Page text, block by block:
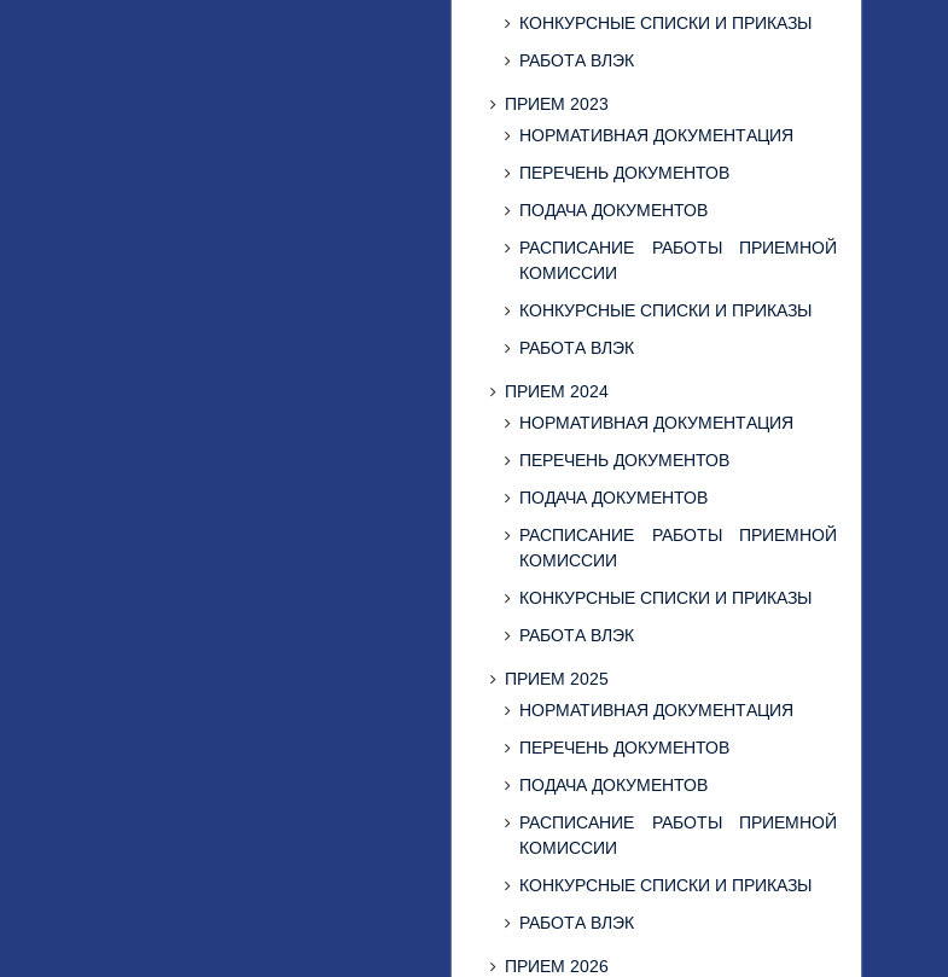
КОНКУРСНЫЕ СПИСКИ И ПРИКАЗЫ
РАБОТА ВЛЭК
ПРИЕМ 2023
НОРМАТИВНАЯ ДОКУМЕНТАЦИЯ
ПЕРЕЧЕНЬ ДОКУМЕНТОВ
ПОДАЧА ДОКУМЕНТОВ
РАСПИСАНИЕ РАБОТЫ ПРИЕМНОЙ
КОМИССИИ
КОНКУРСНЫЕ СПИСКИ И ПРИКАЗЫ
РАБОТА ВЛЭК
ПРИЕМ 2024
НОРМАТИВНАЯ ДОКУМЕНТАЦИЯ
ПЕРЕЧЕНЬ ДОКУМЕНТОВ
ПОДАЧА ДОКУМЕНТОВ
РАСПИСАНИЕ РАБОТЫ ПРИЕМНОЙ
КОМИССИИ
КОНКУРСНЫЕ СПИСКИ И ПРИКАЗЫ
РАБОТА ВЛЭК
ПРИЕМ 2025
НОРМАТИВНАЯ ДОКУМЕНТАЦИЯ
ПЕРЕЧЕНЬ ДОКУМЕНТОВ
ПОДАЧА ДОКУМЕНТОВ
РАСПИСАНИЕ РАБОТЫ ПРИЕМНОЙ
КОМИССИИ
КОНКУРСНЫЕ СПИСКИ И ПРИКАЗЫ
РАБОТА ВЛЭК
ПРИЕМ 2026